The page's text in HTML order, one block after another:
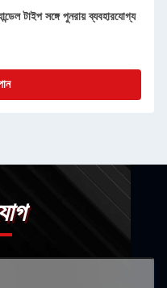
টাইপ সঙ্গে পুনরায় ব্যবহারযোগ্য